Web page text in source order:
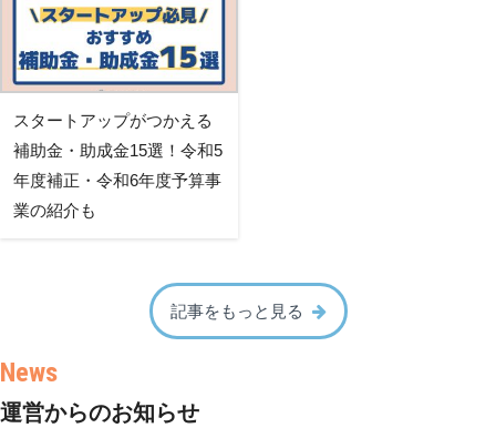
スタートアップがつかえる
補助金・助成金15選！令和5
年度補正・令和6年度予算事
業の紹介も
記事をもっと見る
運営からのお知らせ